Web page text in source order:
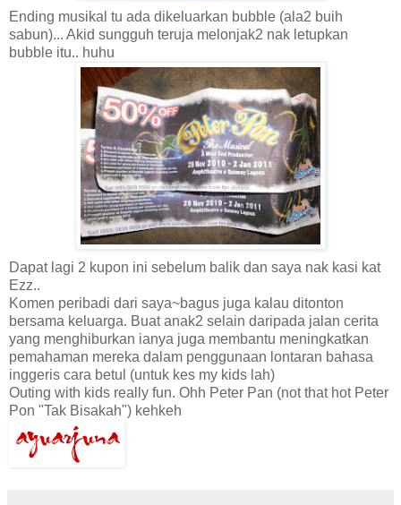
Ending musikal tu ada dikeluarkan bubble (ala2 buih
sabun)... Akid sungguh teruja melonjak2 nak letupkan
bubble itu.. huhu
Dapat lagi 2 kupon ini sebelum balik dan saya nak kasi kat
Ezz..
Komen peribadi dari saya~bagus juga kalau ditonton
bersama keluarga. Buat anak2 selain daripada jalan cerita
yang menghiburkan ianya juga membantu meningkatkan
pemahaman mereka dalam penggunaan lontaran bahasa
inggeris cara betul (untuk kes my kids lah)
Outing with kids really fun. Ohh Peter Pan (not that hot Peter
Pon "Tak Bisakah") kehkeh